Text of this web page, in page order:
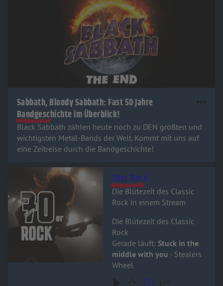
Sabbath, Bloody Sabbath: Fast 50 Jahre
Bandgeschichte im Überblick!
Black Sabbath zählen heute noch zu DEN größten und
wichtigsten Metal-Bands der Welt. Kommt mit uns auf
eine Zeitreise durch die Bandgeschichte!
Audiotitel - 70er Rock 70er Rock
Die Blütezeit des Classic
Rock in einem Stream
Die Blütezeit des Classic
Rock
Gerade läuft: Stuck in the
middle with you - Stealers
Wheel